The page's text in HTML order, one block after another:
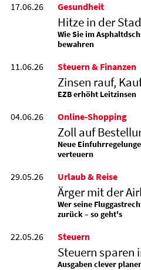
17.06.26 Gesundheit
Hitze in der
Wie Sie im
bewahren
11.06.26 Steuern & Finanzen
Zinsen rauf,
EZB erhöht Leitzinsen
04.06.26 Online-Shopping
Zoll auf
Neue
verteuern
29.05.26 Urlaub & Reise
Ärger mit der
Wer seine
zurück – so geht's
22.05.26 Steuern
Steuern sparen
Ausgaben clever